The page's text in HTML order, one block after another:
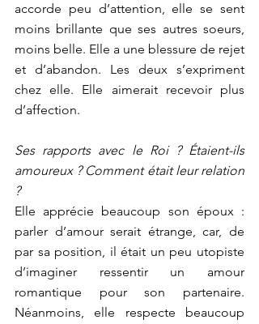
accorde peu d’attention, elle se sent
moins brillante que ses autres soeurs,
moins belle. Elle a une blessure de rejet
et d’abandon. Les deux s’expriment
chez elle. Elle aimerait recevoir plus
d’affection.
Ses rapports avec le Roi ? Étaient-ils
amoureux ? Comment était leur relation
?
Elle apprécie beaucoup son époux :
parler d’amour serait étrange, car, de
par sa position, il était un peu utopiste
d’imaginer ressentir un amour
romantique pour son partenaire.
Néanmoins, elle respecte beaucoup